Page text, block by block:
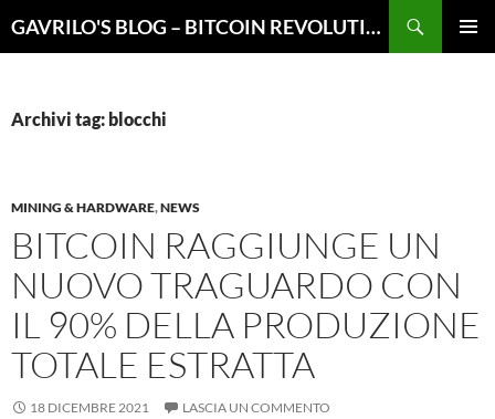
GAVRILO'S BLOG – BITCOIN REVOLUTION
Archivi tag: blocchi
MINING & HARDWARE,NEWS
BITCOIN RAGGIUNGE UN
NUOVO TRAGUARDO CON
IL 90% DELLA PRODUZIONE
TOTALE ESTRATTA
18 DICEMBRE 2021 LASCIA UN COMMENTO